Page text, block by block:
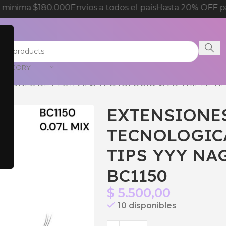
$180.000Envíos a todos el paísHasta 20% OFF
DE PESTAÑAS TECNOLOGICAS 2D TRIPLE
TIPS YYY
BC1150
$ 5.500,00
10 disponibles